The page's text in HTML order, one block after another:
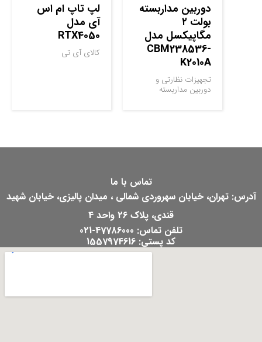
دوربین مداربسته
بولت ۲
مگاپیکسل مدل
CBM238536-
K2010A
تجهیزات نظارتی و
دوربین مداربسته
لپ تاپ ام اس
آی مدل
RTX4050
کالای آی تی
تماس با ما
آدرس: تهران، خیابان سهروردی شمالی ، میدان پالیزی، خیابان شهید
قندی، پلاک 26 واحد 4
تلفن تماس: 47786000-021
کد پستی: 1557974616